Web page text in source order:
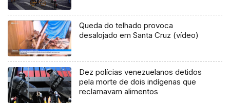
Queda do telhado provoca
desalojado em Santa Cruz (vídeo)
Dez polícias venezuelanos detidos
pela morte de dois indígenas que
reclamavam alimentos